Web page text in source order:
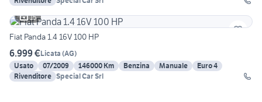
15
Fiat Panda 1.4 16V 100 HP
6.999 €Licata (AG)
Usato
07/2009 146000 Km Benzina Manuale
Euro 4
Rivenditore Special Car Srl